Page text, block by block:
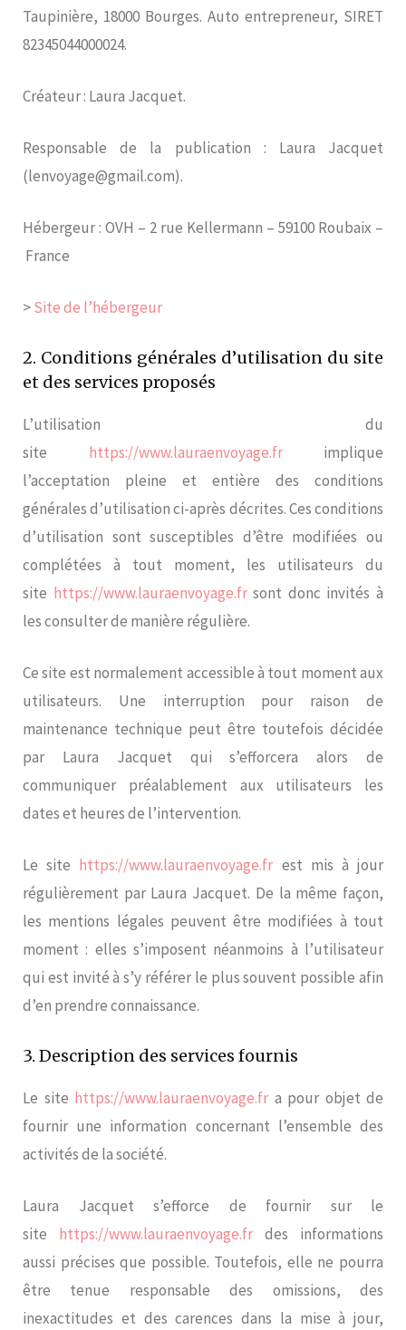
Taupinière, 18000 Bourges. Auto entrepreneur, SIRET
82345044000024.
Créateur : Laura Jacquet.
Responsable de la publication : Laura Jacquet
(lenvoyage@gmail.com).
Hébergeur : OVH – 2 rue Kellermann – 59100 Roubaix –
France
>Site de l’hébergeur
2. Conditions générales d’utilisation du site
et des services proposés
L’utilisation du
site https://www.lauraenvoyage.frimplique
l’acceptation pleine et entière des conditions
générales d’utilisation ci-après décrites. Ces conditions
d’utilisation sont susceptibles d’être modifiées ou
complétées à tout moment, les utilisateurs du
site https://www.lauraenvoyage.frsont donc invités à
les consulter de manière régulière.
Ce site est normalement accessible à tout moment aux
utilisateurs. Une interruption pour raison de
maintenance technique peut être toutefois décidée
par Laura Jacquet qui s’efforcera alors de
communiquer préalablement aux utilisateurs les
dates et heures de l’intervention.
Le site https://www.lauraenvoyage.fr est mis à jour
régulièrement par Laura Jacquet. De la même façon,
les mentions légales peuvent être modifiées à tout
moment : elles s’imposent néanmoins à l’utilisateur
qui est invité à s’y référer le plus souvent possible afin
d’en prendre connaissance.
3. Description des services fournis
Le site https://www.lauraenvoyage.fr a pour objet de
fournir une information concernant l’ensemble des
activités de la société.
Laura Jacquet s’efforce de fournir sur le
site https://www.lauraenvoyage.fr des informations
aussi précises que possible. Toutefois, elle ne pourra
être tenue responsable des omissions, des
inexactitudes et des carences dans la mise à jour,